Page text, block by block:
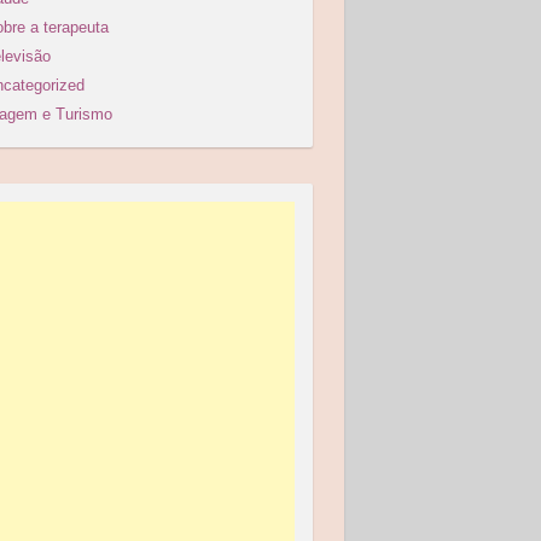
a terapeuta
e Turismo